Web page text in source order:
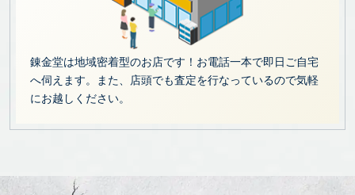
錬金堂は地域密着型のお店です！お電話一本で即日ご自宅
へ伺えます。また、店頭でも査定を行なっているので気軽
にお越しください。